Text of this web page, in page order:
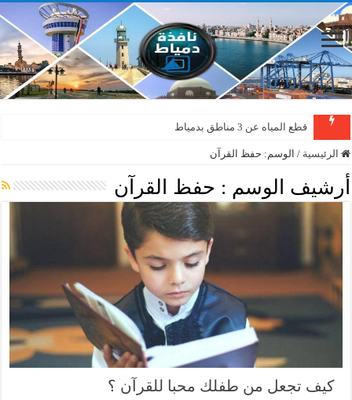
قطع المياه عن 3 مناطق بدمياط
الرئيسية / الوسم: حفظ القرآن
أرشيف الوسم : حفظ القرآن
كيف تجعل من طفلك محبا للقرآن ؟